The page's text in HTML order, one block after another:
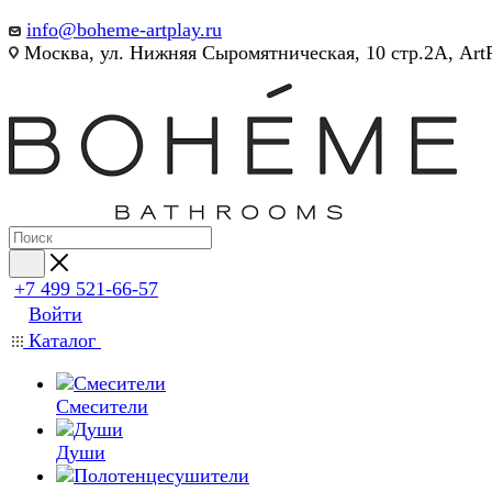
info@boheme-artplay.ru
Москва, ул. Нижняя Сыромятническая, 10 стр.2А,
+7 499 521-66-57
Войти
Каталог
Смесители
Души